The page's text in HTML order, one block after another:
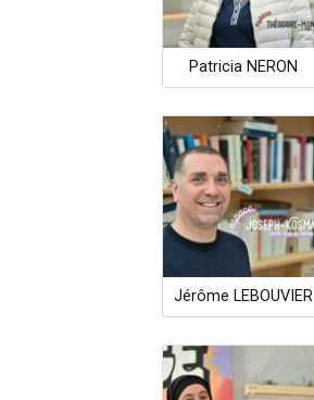
Patricia NERON
Jérôme LEBOUVIER